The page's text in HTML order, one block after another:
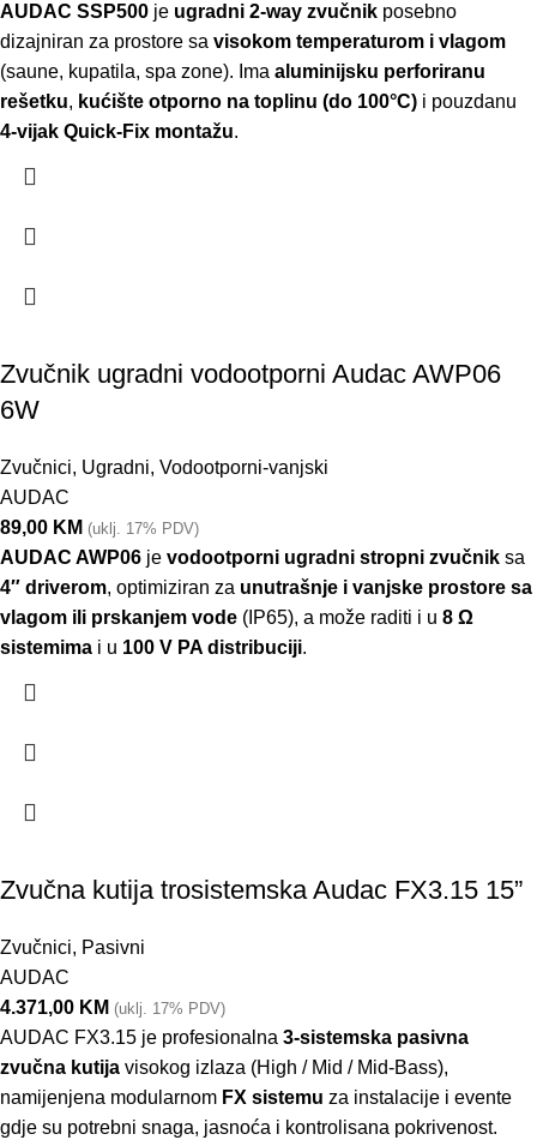
AUDAC SSP500 je ugradni 2-way zvučnik posebno
dizajniran za prostore sa visokom temperaturom i vlagom
(saune, kupatila, spa zone). Ima aluminijsku perforiranu
rešetku, kućište otporno na toplinu (do 100°C) i pouzdanu
4-vijak Quick-Fix montažu.
Zvučnik ugradni vodootporni Audac AWP06
6W
Zvučnici, Ugradni, Vodootporni-vanjski
AUDAC
89,00 KM (uklj. 17% PDV)
AUDAC AWP06 je vodootporni ugradni stropni zvučnik sa
4″ driverom, optimiziran za unutrašnje i vanjske prostore sa
vlagom ili prskanjem vode (IP65), a može raditi i u 8 Ω
sistemima i u 100 V PA distribuciji.
Zvučna kutija trosistemska Audac FX3.15 15”
Zvučnici, Pasivni
AUDAC
4.371,00 KM (uklj. 17% PDV)
AUDAC FX3.15 je profesionalna 3-sistemska pasivna
zvučna kutija visokog izlaza (High / Mid / Mid-Bass),
namijenjena modularnom FX sistemu za instalacije i evente
gdje su potrebni snaga, jasnoća i kontrolisana pokrivenost.